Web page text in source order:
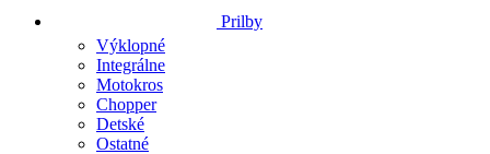
Prilby
Výklopné
Integrálne
Motokros
Chopper
Detské
Ostatné